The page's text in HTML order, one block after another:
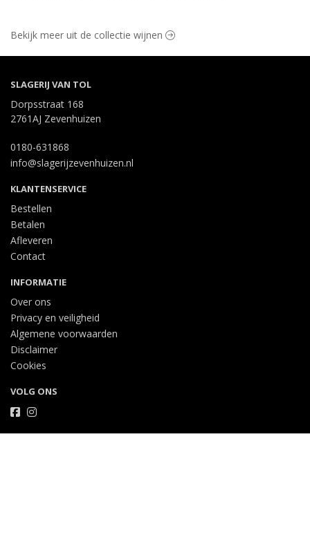
Bekijk meer uit de collectie wijnen
SLAGERIJ VAN TOL
Dorpsstraat 168
2761AJ Zevenhuizen
0180-631868
info@slagerijzevenhuizen.nl
KLANTENSERVICE
Bestellen
Betalen
Afleveren
Contact
INFORMATIE
Over ons
Privacy en veiligheid
Algemene voorwaarden
Disclaimer
Cookies
VOLG ONS